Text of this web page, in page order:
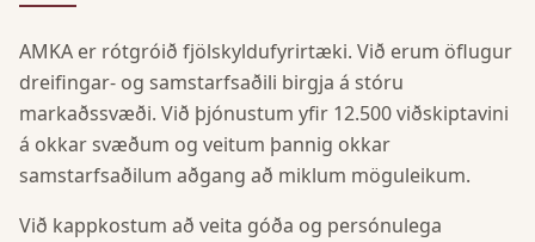
AMKA er rótgróið fjölskyldufyrirtæki. Við erum öflugur
dreifingar- og samstarfsaðili birgja á stóru
markaðssvæði. Við þjónustum yfir 12.500 viðskiptavini
á okkar svæðum og veitum þannig okkar
samstarfsaðilum aðgang að miklum möguleikum.
Við kappkostum að veita góða og persónulega